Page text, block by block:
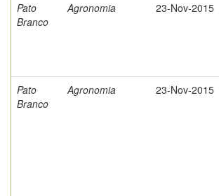
Pato
Branco
Agronomia 23-Nov-2015
Pato
Branco
Agronomia 23-Nov-2015